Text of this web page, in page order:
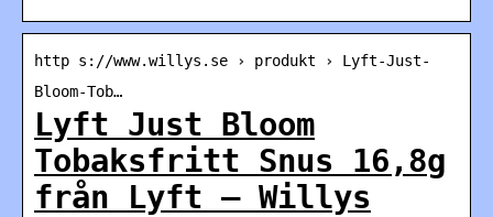
http s://www.willys.se › produkt › Lyft-Just-
Bloom-Tob…
Lyft Just Bloom
Tobaksfritt Snus 16,8g
från Lyft – Willys